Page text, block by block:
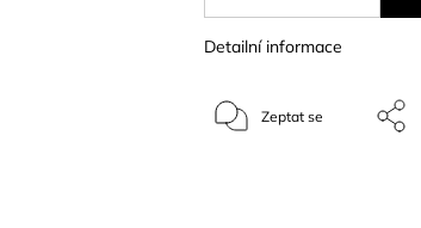
Detailní informace
Zeptat se